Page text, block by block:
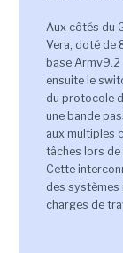
Aux côtés du
Vera, doté de
base
ensuite le
du protocole
une bande
aux multiples
tâches lors
Cette
des systèmes
charges de